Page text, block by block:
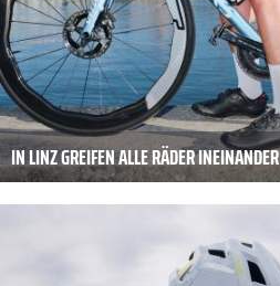
IN LINZ GREIFEN ALLE RÄDER INEINANDER